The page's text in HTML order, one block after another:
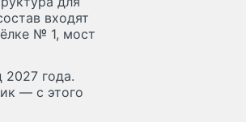
входят
№ 1, мост
2027 года.
— с этого